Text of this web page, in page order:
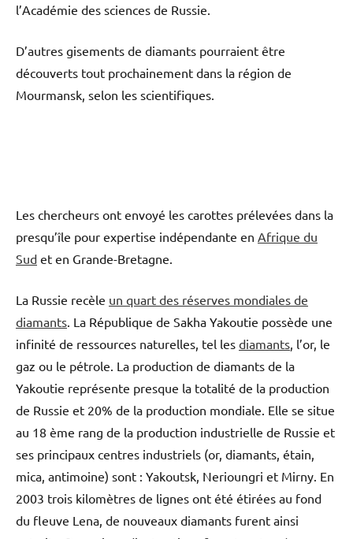
l’Académie des sciences de Russie.
D’autres gisements de diamants pourraient être
découverts tout prochainement dans la région de
Mourmansk, selon les scientifiques.
Les chercheurs ont envoyé les carottes prélevées dans la
presqu’île pour expertise indépendante en Afrique du
Sud et en Grande-Bretagne.
La Russie recèle un quart des réserves mondiales de
diamants . La République de Sakha Yakoutie possède une
infinité de ressources naturelles, tel les diamants , l’or, le
gaz ou le pétrole. La production de diamants de la
Yakoutie représente presque la totalité de la production
de Russie et 20% de la production mondiale. Elle se situe
au 18 ème rang de la production industrielle de Russie et
ses principaux centres industriels (or, diamants, étain,
mica, antimoine) sont : Yakoutsk, Nerioungri et Mirny. En
2003 trois kilomètres de lignes ont été étirées au fond
du fleuve Lena, de nouveaux diamants furent ainsi